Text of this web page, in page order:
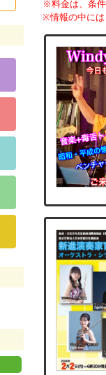
※料金は、条件
※情報の中には